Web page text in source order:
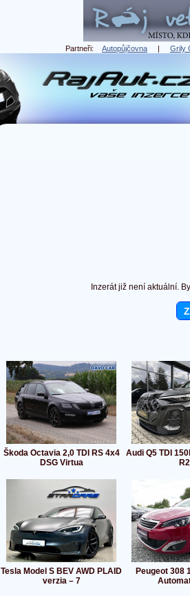
Partneři: Autopůjčovna | Grily
Inzerát již není aktuální.
Škoda Octavia 2,0 TDI RS 4x4
DSG Virtua
Audi Q5 TDI
Tesla Model S BEV AWD PLAID
verzia – 7
Peugeot 308